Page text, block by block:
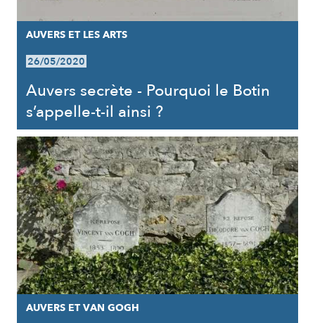
AUVERS ET LES ARTS
26/05/2020
Auvers secrète - Pourquoi le Botin
s’appelle-t-il ainsi ?
AUVERS ET VAN GOGH